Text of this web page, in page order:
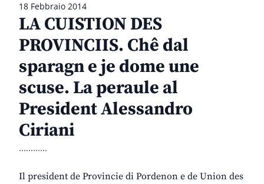
18 Febbraio 2014
LA CUISTION DES
PROVINCIIS. Chê dal
sparagn e je dome une
scuse. La peraule al
President Alessandro
Ciriani
............
Il president de Provincie di Pordenon e de Union des